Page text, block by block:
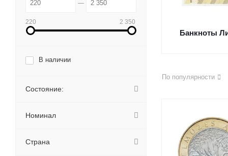
Банкноты
По популярности
220 2 350
В наличии
Состояние:
Номинал
Страна